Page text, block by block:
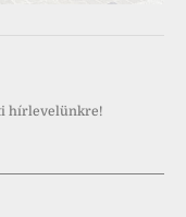
hírlevelünkre!